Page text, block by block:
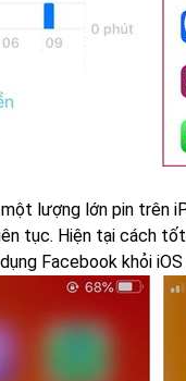
lượng lớn pin trên
tục. Hiện tại cách
Facebook khỏi